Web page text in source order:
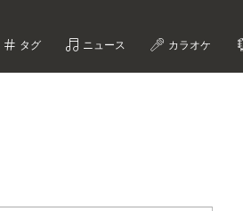
タグ ニュース カラオケ